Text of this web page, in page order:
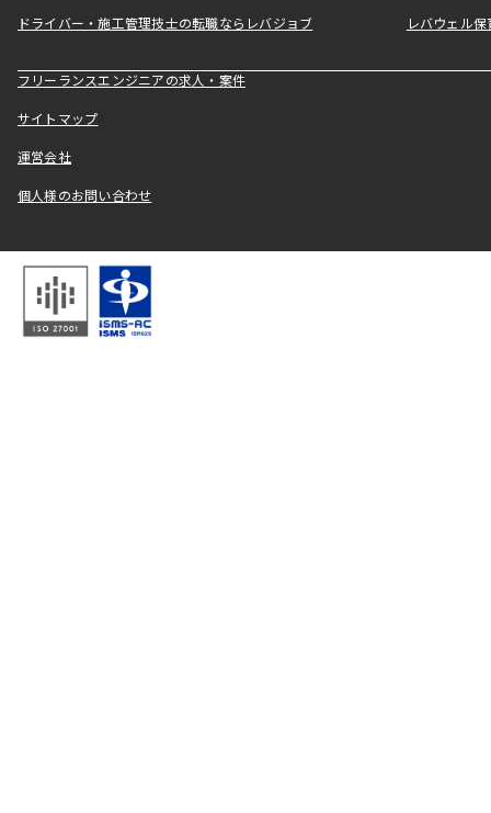
ドライバー・施工管理技士の転職ならレバジョブ レバウェル
フリーランスエンジニアの求人・案件
サイトマップ
運営会社
個人様のお問い合わせ